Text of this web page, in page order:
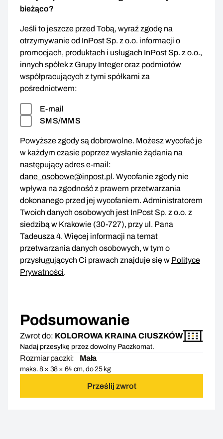
bieżąco?
Jeśli to jeszcze przed Tobą, wyraź zgodę na
otrzymywanie od InPost Sp. z o.o. informacji o
promocjach, produktach i usługach InPost Sp. z o.o.,
innych spółek z Grupy Integer oraz podmiotów
współpracujących z tymi spółkami za
pośrednictwem:
E-mail
SMS/MMS
Powyższe zgody są dobrowolne. Możesz wycofać je
w każdym czasie poprzez wysłanie żądania na
następujący adres e-mail:
dane_osobowe@inpost.pl. Wycofanie zgody nie
wpływa na zgodność z prawem przetwarzania
dokonanego przed jej wycofaniem. Administratorem
Twoich danych osobowych jest InPost Sp. z o.o. z
siedzibą w Krakowie (30-727), przy ul. Pana
Tadeusza 4. Więcej informacji na temat
przetwarzania danych osobowych, w tym o
przysługujących Ci prawach znajduje się w Polityce
Prywatności.
Podsumowanie
Zwrot do: KOLOROWA KRAINA CIUSZKÓW
Nadaj przesyłkę przez dowolny Paczkomat.
Rozmiar paczki: Mała
maks. 8 × 38 × 64 cm, do 25 kg
Prześlij zwrot